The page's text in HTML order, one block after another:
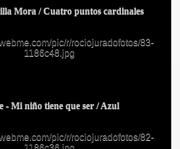
Mora / Cuatro puntos cardinales
- Mi niño tiene que ser / Azul